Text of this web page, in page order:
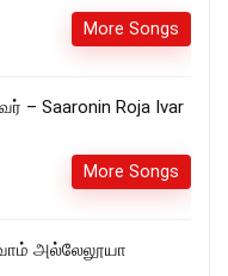
More Songs
– Saaronin Roja Ivar
More Songs
அல்லேலூயா